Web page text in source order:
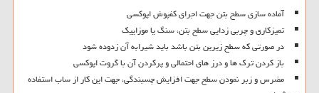
آماده سازی سطح بتن جهت اجرای کفپوش اپوکسی
تمیزکاری و چربی زدایی سطح بتن، سنگ یا موزاییک
در صورتی که سطح زیرین بتن باشد باید شیرابه آن زدوده شود
باز کردن ترک ها و درز های احتمالی و پرکردن آن با گروت اپوکسی
مضرس و زبر نمودن سطح جهت افزایش چسبندگی، جهت این کار از ساب استفاده